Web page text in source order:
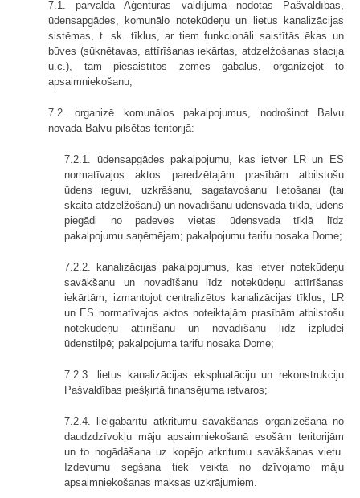
7.1. pārvalda Aģentūras valdījumā nodotās Pašvaldības,
ūdensapgādes, komunālo notekūdeņu un lietus kanalizācijas
sistēmas, t. sk. tīklus, ar tiem funkcionāli saistītās ēkas un
būves (sūknētavas, attīrīšanas iekārtas, atdzelžošanas stacija
u.c.), tām piesaistītos zemes gabalus, organizējot to
apsaimniekošanu;
7.2. organizē komunālos pakalpojumus, nodrošinot Balvu
novada Balvu pilsētas teritorijā:
7.2.1. ūdensapgādes pakalpojumu, kas ietver LR un ES
normatīvajos aktos paredzētajām prasībām atbilstošu
ūdens ieguvi, uzkrāšanu, sagatavošanu lietošanai (tai
skaitā atdzelžošanu) un novadīšanu ūdensvada tīklā, ūdens
piegādi no padeves vietas ūdensvada tīklā līdz
pakalpojumu saņēmējam; pakalpojumu tarifu nosaka Dome;
7.2.2. kanalizācijas pakalpojumus, kas ietver notekūdeņu
savākšanu un novadīšanu līdz notekūdeņu attīrīšanas
iekārtām, izmantojot centralizētos kanalizācijas tīklus, LR
un ES normatīvajos aktos noteiktajām prasībām atbilstošu
notekūdeņu attīrīšanu un novadīšanu līdz izplūdei
ūdenstilpē; pakalpojuma tarifu nosaka Dome;
7.2.3. lietus kanalizācijas ekspluatāciju un rekonstrukciju
Pašvaldības piešķirtā finansējuma ietvaros;
7.2.4. lielgabarītu atkritumu savākšanas organizēšana no
daudzdzīvokļu māju apsaimniekošanā esošām teritorijām
un to nogādāšana uz kopējo atkritumu savākšanas vietu.
Izdevumu segšana tiek veikta no dzīvojamo māju
apsaimniekošanas maksas uzkrājumiem.